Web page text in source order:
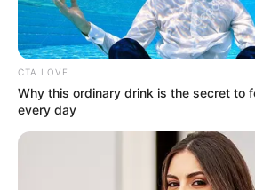
CTA LOVE
Why this ordinary drink is the secret to
every day